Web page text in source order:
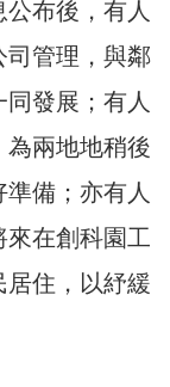
布後，有人
司管理，與鄰
發展；有人
兩地地稍後
備；亦有人
在創科園工
住，以紓緩